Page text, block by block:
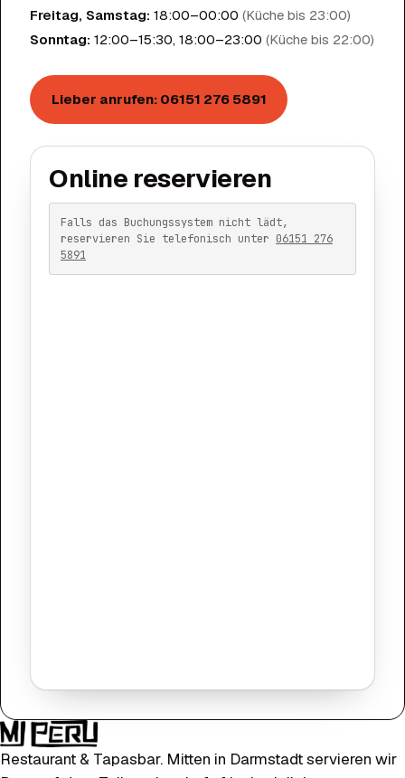
Freitag, Samstag: 18:00–00:00 (Küche bis 23:00)
Sonntag: 12:00–15:30, 18:00–23:00 (Küche bis 22:00)
Lieber anrufen: 06151 276 5891
Online reservieren
Falls das Buchungssystem nicht lädt,
reservieren Sie telefonisch unter 06151 276
5891
Restaurant & Tapasbar. Mitten in Darmstadt servieren wir